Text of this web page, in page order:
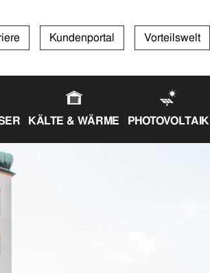
Kundenportal Vorteilswelt
KÄLTE & WÄRME PHOTOVOLTAIK